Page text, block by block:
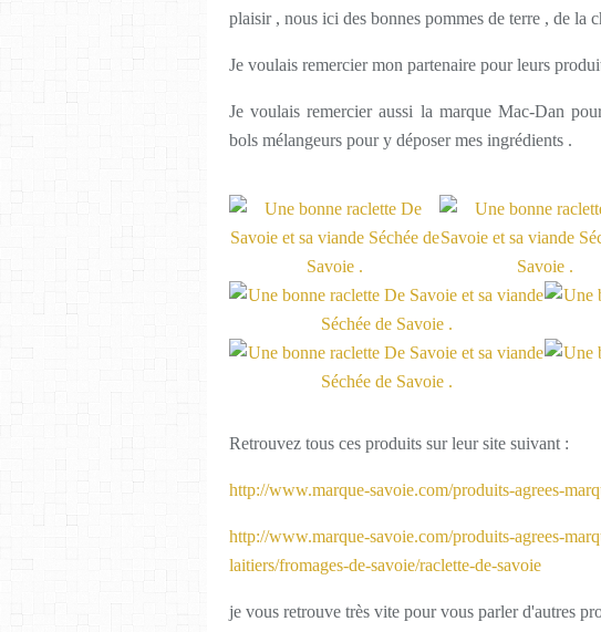
plaisir , nous ici des bonnes pommes de terre , de la
Je voulais remercier mon partenaire pour leurs
Je voulais remercier aussi la marque Mac-Dan
bols mélangeurs pour y déposer mes ingrédients .
Retrouvez tous ces produits sur leur site suivant :
http://www.marque-savoie.com/produits-agrees-
http://www.marque-savoie.com/produits-agrees-
laitiers/fromages-de-savoie/raclette-de-savoie
je vous retrouve très vite pour vous parler d'autres